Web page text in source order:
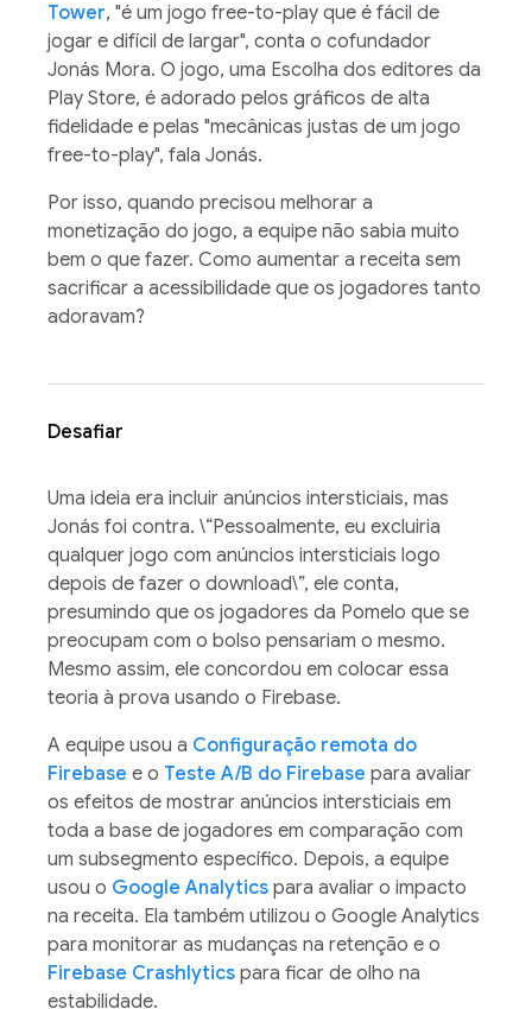
Tower, "é um jogo free-to-play que é fácil de
jogar e difícil de largar", conta o cofundador
Jonás Mora. O jogo, uma Escolha dos editores da
Play Store, é adorado pelos gráficos de alta
fidelidade e pelas "mecânicas justas de um jogo
free-to-play", fala Jonás.
Por isso, quando precisou melhorar a
monetização do jogo, a equipe não sabia muito
bem o que fazer. Como aumentar a receita sem
sacrificar a acessibilidade que os jogadores tanto
adoravam?
Desafiar
Uma ideia era incluir anúncios intersticiais, mas
Jonás foi contra. \“Pessoalmente, eu excluiria
qualquer jogo com anúncios intersticiais logo
depois de fazer o download\”, ele conta,
presumindo que os jogadores da Pomelo que se
preocupam com o bolso pensariam o mesmo.
Mesmo assim, ele concordou em colocar essa
teoria à prova usando o Firebase.
A equipe usou a Configuração remota do
Firebase e o Teste A/B do Firebase para avaliar
os efeitos de mostrar anúncios intersticiais em
toda a base de jogadores em comparação com
um subsegmento específico. Depois, a equipe
usou o Google Analytics para avaliar o impacto
na receita. Ela também utilizou o Google Analytics
para monitorar as mudanças na retenção e o
Firebase Crashlytics para ficar de olho na
estabilidade.